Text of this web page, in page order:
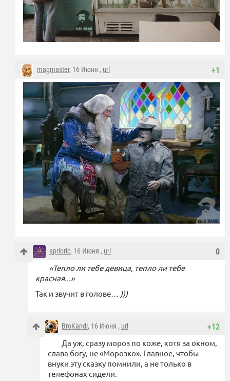
+1
magmaster, 16 Июня , url
0
aprioric, 16 Июня , url
«Тепло ли тебе девица, тепло ли тебе
красная...»
Так и звучит в голове … )))
+12
BroKandr, 16 Июня , url
Да уж, сразу мороз по коже, хотя за окном,
слава богу, не «Морозко». Главное, чтобы
внуки эту сказку помнили, а не только в
телефонах сидели.